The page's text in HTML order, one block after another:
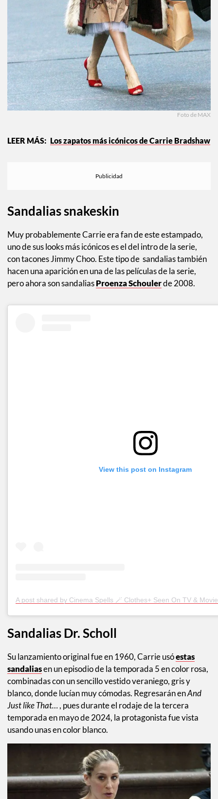
Foto de MAX
Los zapatos más icónicos de Carrie Bradshaw
Sandalias snakeskin
Muy probablemente Carrie era fan de este estampado,
uno de sus looks más icónicos es el del intro de la serie,
con tacones Jimmy Choo. Este tipo de sandalias también
hacen una aparición en una de las películas de la serie,
pero ahora son sandaliasProenza Schoulerde 2008.
View this post on Instagram
A post shared by Cinema Spells 🪄 Clothes+ Seen On TV &
SandaliasDr. Scholl
Su lanzamiento original fue en 1960, Carrie usóestas
sandaliasen un episodio de la temporada 5 en color rosa,
combinadas con un sencillo vestido veraniego, gris y
blanco, donde lucían muy cómodas. Regresarán enAnd
Just like That…, pues durante el rodaje de la tercera
temporada en mayo de 2024, la protagonista fue vista
usando unas en color blanco.